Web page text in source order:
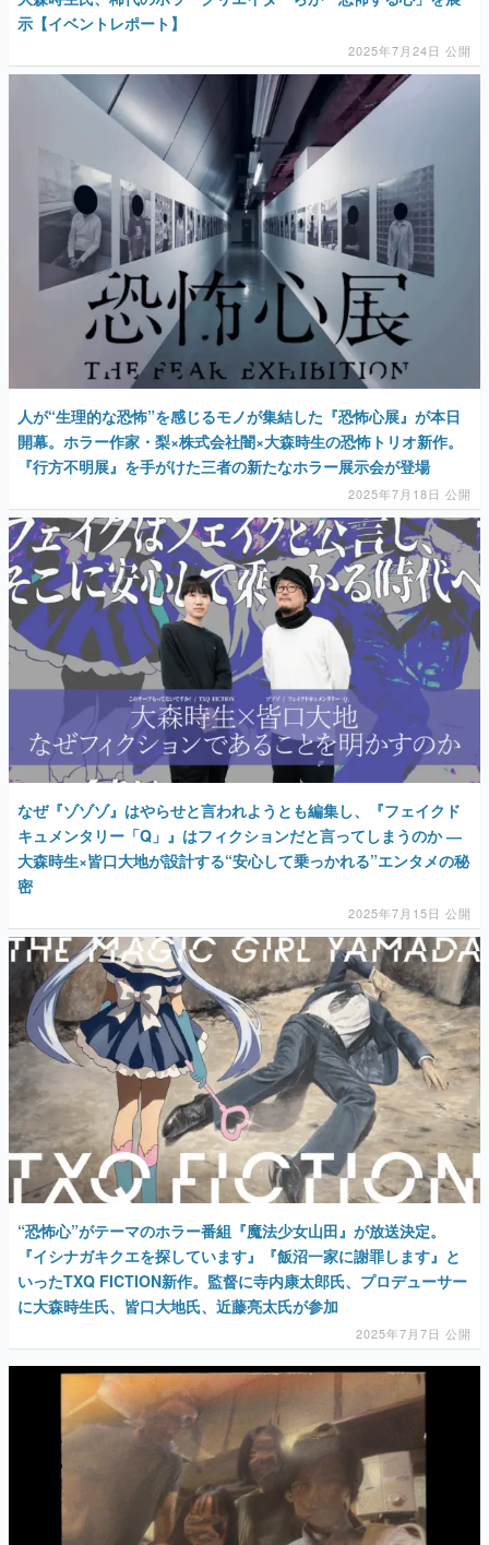
示【イベントレポート】
2025年7月24日 公開
人が“生理的な恐怖”を感じるモノが集結した『恐怖心展』が本日
開幕。ホラー作家・梨×株式会社闇×大森時生の恐怖トリオ新作。
『行方不明展』を手がけた三者の新たなホラー展示会が登場
2025年7月18日 公開
なぜ『ゾゾゾ』はやらせと言われようとも編集し、『フェイクド
キュメンタリー「Q」』はフィクションだと言ってしまうのか ―
大森時生×皆口大地が設計する“安心して乗っかれる”エンタメの秘
密
2025年7月15日 公開
“恐怖心”がテーマのホラー番組『魔法少女山田』が放送決定。
『イシナガキクエを探しています』『飯沼一家に謝罪します』と
いったTXQ FICTION新作。監督に寺内康太郎氏、プロデューサー
に大森時生氏、皆口大地氏、近藤亮太氏が参加
2025年7月7日 公開